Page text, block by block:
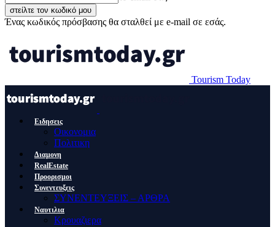
Ένας κωδικός πρόσβασης θα σταλθεί με e-mail σε εσάς.
Tourism Today
Ειδησεις
Οικονομια
Πολιτικη
Διαμονη
RealEstate
Προορισμοι
Συνεντευξεις
ΣΥΝΕΝΤΕΥΞΕΙΣ – ΑΡΘΡΑ
Ναυτιλια
Κρουαζιερα